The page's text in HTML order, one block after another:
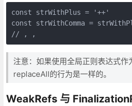
const strWithPlus = '++'
const strWithComma =
// , ,
注意：如果使用全局正则表达式
replaceAll的行为是一样的。
WeakRefs 与